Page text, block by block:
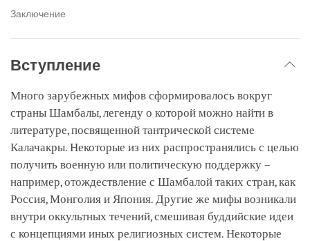
Заключение
Вступление
Много зарубежных мифов сформировалось вокруг
страны Шамбалы, легенду о которой можно найти в
литературе, посвященной тантрической системе
Калачакры. Некоторые из них распространялись с целью
получить военную или политическую поддержку –
например, отождествление с Шамбалой таких стран, как
Россия, Монголия и Япония. Другие же мифы возникали
внутри оккультных течений, смешивая буддийские идеи
с концепциями иных религиозных систем. Некоторые